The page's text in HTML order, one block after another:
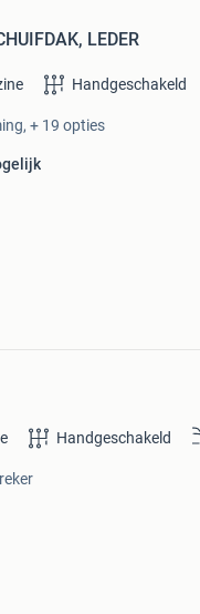
LEDER
Handgeschakeld
+ 19 opties
Handgeschakeld